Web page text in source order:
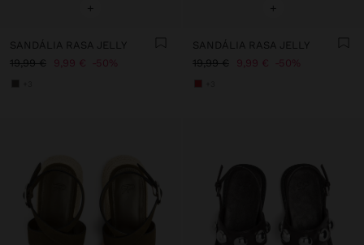
+
SANDÁLIA RASA JELLY
19,99 €
9,99 € 50%
+
SANDÁLIA RASA JELLY
19,99 €
9,99 € 50%